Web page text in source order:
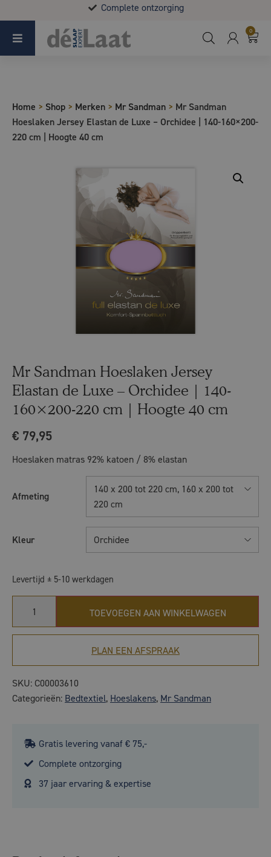
Complete ontzorging
Koopzondag 29 maart in Bladel van 13.00 - 17.00
0
Home > Shop > Merken > Mr Sandman > Mr Sandman
Hoeslaken Jersey Elastan de Luxe – Orchidee | 140-160×200-
220 cm | Hoogte 40 cm
Mr Sandman Hoeslaken Jersey
Elastan de Luxe – Orchidee | 140-
160×200-220 cm | Hoogte 40 cm
€ 79,95
Hoeslaken matras 92% katoen / 8% elastan
Afmeting
140 x 200 tot 220 cm, 160 x 200 tot
220 cm
Kleur Orchidee
Levertijd ± 5-10 werkdagen
TOEVOEGEN AAN WINKELWAGEN
PLAN EEN AFSPRAAK
SKU: C00003610
Categorieën: Bedtextiel, Hoeslakens, Mr Sandman
Gratis levering vanaf € 75,-
Complete ontzorging
37 jaar ervaring & expertise